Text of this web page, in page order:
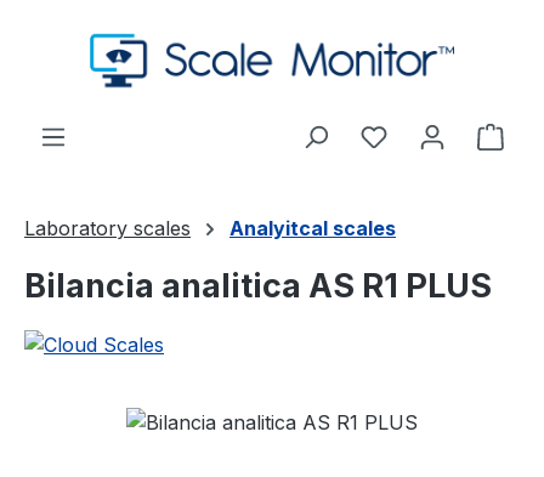
Passa al contenuto principale
Hai 0 articoliIl
Laboratory scales Analyitcal scales
Bilancia analitica AS R1 PLUS
Salta la galleria di immagini